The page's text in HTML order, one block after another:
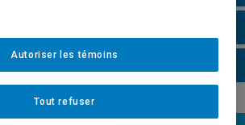
Tout refuser
Autoriser les témoins